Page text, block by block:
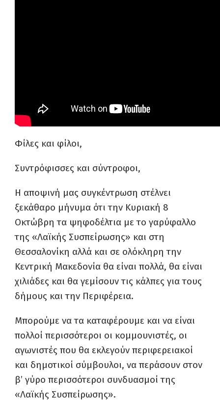
Φίλες και φίλοι,
Συντρόφισσες και σύντροφοι,
Η αποψινή μας συγκέντρωση στέλνει
ξεκάθαρο μήνυμα ότι την Κυριακή 8
Οκτώβρη τα ψηφοδέλτια με το γαρύφαλλο
της «Λαϊκής Συσπείρωσης» και στη
Θεσσαλονίκη αλλά και σε ολόκληρη την
Κεντρική Μακεδονία θα είναι πολλά, θα είναι
χιλιάδες και θα γεμίσουν τις κάλπες για τους
δήμους και την Περιφέρεια.
Μπορούμε να τα καταφέρουμε και να είναι
πολλοί περισσότεροι οι κομμουνιστές, οι
αγωνιστές που θα εκλεγούν περιφερειακοί
και δημοτικοί σύμβουλοι, να περάσουν στον
β’ γύρο περισσότεροι συνδυασμοί της
«Λαϊκής Συσπείρωσης».